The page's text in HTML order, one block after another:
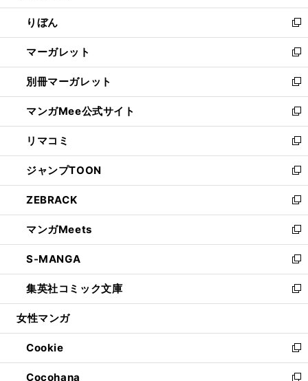
開
く
ウ
で
開
く
ン
ド
ウ
で
開
く
ウ
ィ
ン
ド
ウ
で
開
く
りぼん
新
し
い
ウ
ィ
ン
ド
ウ
で
開
く
マーガレット
新
し
い
ウ
ィ
ン
ド
ウ
で
開
く
別冊マーガレット
新
し
い
ウ
ィ
ン
ド
ウ
で
開
く
マンガMee公式サイト
新
し
い
ウ
ィ
ン
ド
ウ
で
開
く
リマコミ
新
し
い
ウ
ィ
ン
ド
ウ
で
開
く
ジャンプTOON
新
し
い
ウ
ィ
ン
ド
ウ
で
開
ZEBRACK
新
し
い
ウ
ィ
ン
ド
ウ
開
く
マンガMeets
新
し
い
ウ
ィ
ン
ウ
で
開
く
S-MANGA
新
し
い
ウ
ン
ド
ウ
で
集英社コミック文庫
新
し
ウ
ィ
ン
ド
女性マンガ
Cookie
新
し
Cocohana